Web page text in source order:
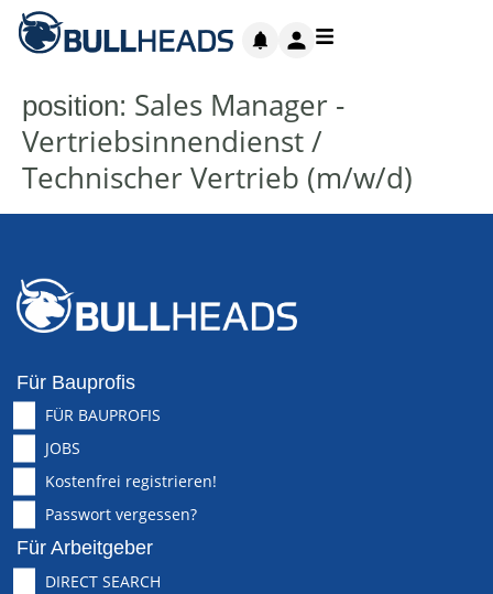
position: Sales Manager -
Vertriebsinnendienst /
Technischer Vertrieb (m/w/d)
Für Bauprofis
FÜR BAUPROFIS
JOBS
Kostenfrei registrieren!
Passwort vergessen?
Für Arbeitgeber
DIRECT SEARCH